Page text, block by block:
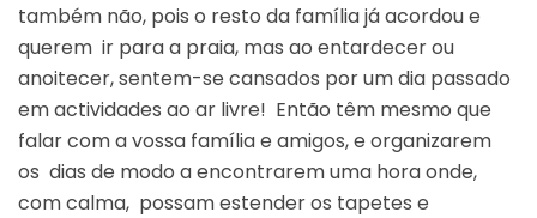
também não, pois o resto da família já acordou e
querem ir para a praia, mas ao entardecer ou
anoitecer, sentem-se cansados por um dia passado
em actividades ao ar livre! Então têm mesmo que
falar com a vossa família e amigos, e organizarem
os dias de modo a encontrarem uma hora onde,
com calma, possam estender os tapetes e